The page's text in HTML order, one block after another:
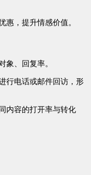
惠，提升情感价值。
象、回复率。
行电话或邮件回访，形
内容的打开率与转化